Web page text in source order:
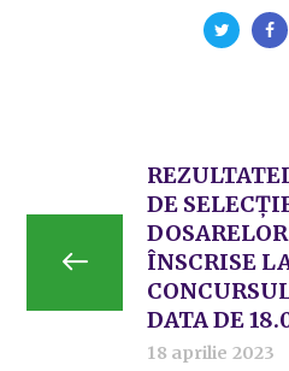
DE
DOSARELOR
ÎNSCRISE
DATA DE
18 aprilie 2023